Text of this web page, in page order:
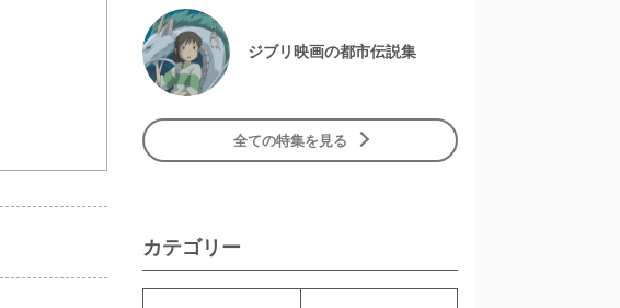
ジブリ映画の都市伝説集
全ての特集を見る
カテゴリー